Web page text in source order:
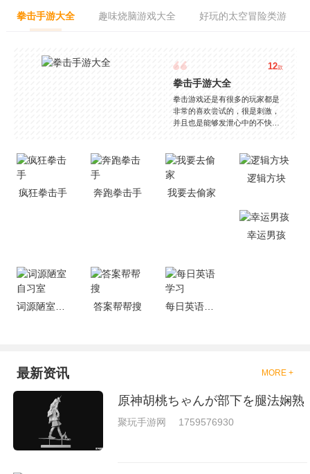
拳击手游大全 趣味烧脑游戏大全 好玩的太空冒险类游
12款
拳击手游大全
拳击游戏还是有很多的玩家都是
非常的喜欢尝试的，很是刺激，
并且也是能够发泄心中的不快
是一些格斗的游戏，其实是非常
的有趣，也是相当的刺激的，游
戏中是有一些不同的场景都是能
够去进行体验的，我们也是能够
就是收集了一些有意思的拳击游
戏，相信你们一定会喜欢的。
疯狂拳击手 奔跑拳击手 我要去偷家
逻辑方块
幸运男孩
答案帮帮搜 每日英语学习
最新资讯 MORE +
原神胡桃ちゃんが部下を腿法娴熟
聚玩手游网 1759576930